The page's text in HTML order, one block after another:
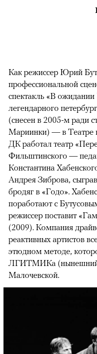
Как режиссер Юрий
профессиональной
спектакль «В
легендарного
(снесен в 2005-м ради
Мариинки) — в Театре
ДК работал театр
Фильштинского —
Константина
Андрея Зиброва,
бродяг в «Годо».
поработают с
режиссер поставит
(2009). Компания
реактивных артистов
этюдном методе,
ЛГИТМИКа
Малочевской.